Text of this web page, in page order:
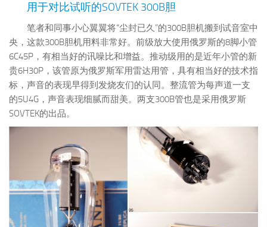
用于对比试听的SOVTEK 300B胆
笔者和同事小心翼翼将“尘封已久”的300B胆机搬到试音室中
央，这款300B胆机用料非常好。前级放大使用俄罗斯的8脚小管
6C45P，有相当好的讯噪比和增益。推动级用的是近年小管的新
贵6H30P，该管原为俄罗斯军用雷达用管，具有相当好的技术指
标，声音的表现早得到发烧友们的认同。整流管为每声道一支
的5U4G，声音表现细腻而甜美。两支300B管也是采用俄罗斯
SOVTEK的出品。